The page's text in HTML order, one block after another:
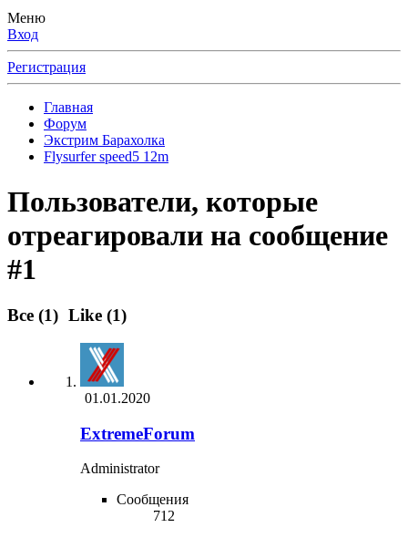
Меню
Вход
Регистрация
Главная
Форум
Экстрим Барахолка
Flysurfer speed5 12m
Пользователи, которые
отреагировали на сообщение
#1
Все (1) Like (1)
01.01.2020
ExtremeForum
Administrator
Сообщения
712